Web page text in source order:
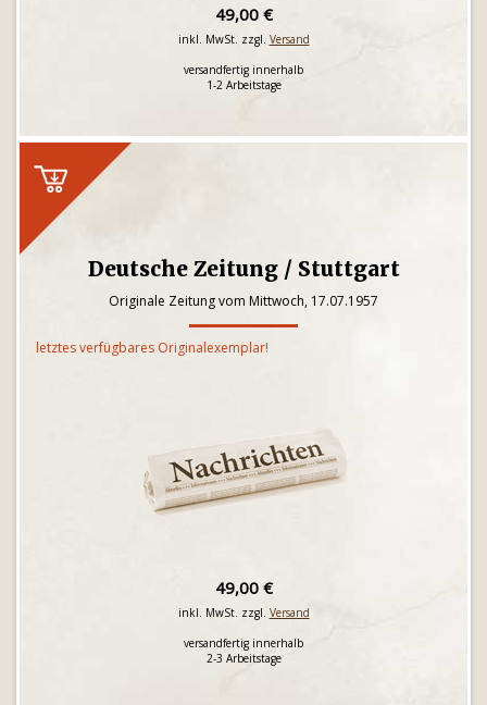
49,00 €
inkl. MwSt. zzgl. Versand
versandfertig innerhalb
1-2 Arbeitstage
Deutsche Zeitung / Stuttgart
Originale Zeitung vom Mittwoch, 17.07.1957
letztes verfügbares Originalexemplar!
49,00 €
inkl. MwSt. zzgl. Versand
versandfertig innerhalb
2-3 Arbeitstage